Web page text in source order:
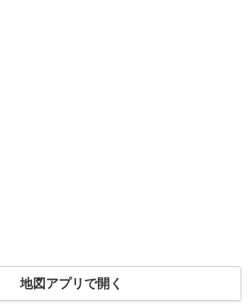
地図アプリで開く